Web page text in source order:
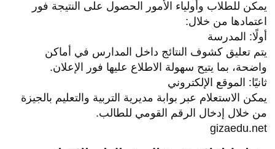
يمكن للطلاب وأولياء الأمور الحصول على النتيجة فور
اعتمادها من خلال:
أولًا: المدرسة
يتم تعليق كشوف النتائج داخل المدارس في أماكن
واضحة، بما يتيح سهولة الاطلاع عليها فور الإعلان.
ثانيًا: الموقع الإلكتروني
يمكن الاستعلام عبر بوابة مديرية التربية والتعليم بالجيزة
من خلال إدخال الرقم القومي للطالب.
gizaedu.net